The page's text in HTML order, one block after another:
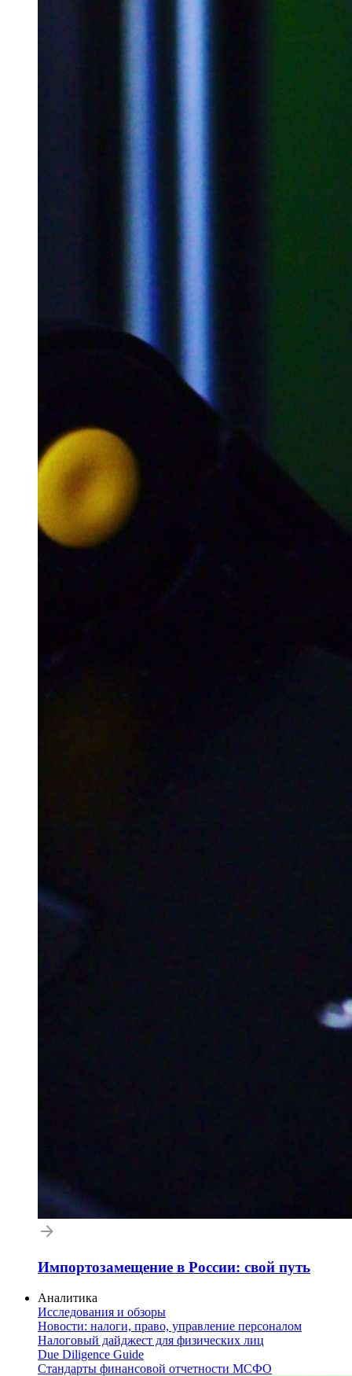
Импортозамещение в России: свой путь
Аналитика
Исследования и обзоры
Новости: налоги, право, управление персоналом
Налоговый дайджест для физических лиц
Due Diligence Guide
Стандарты финансовой отчетности МСФО